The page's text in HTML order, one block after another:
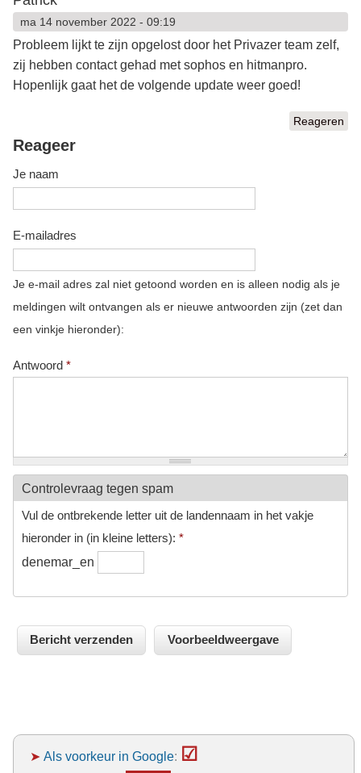
ma 14 november 2022 - 09:19
Probleem lijkt te zijn opgelost door het Privazer team zelf,
zij hebben contact gehad met sophos en hitmanpro.
Hopenlijk gaat het de volgende update weer goed!
Reageren
Reageer
Je naam
E-mailadres
Je e-mail adres zal niet getoond worden en is alleen nodig als je
meldingen wilt ontvangen als er nieuwe antwoorden zijn (zet dan
een vinkje hieronder):
Antwoord *
Controlevraag tegen spam
Vul de ontbrekende letter uit de landennaam in het vakje
hieronder in (in kleine letters): *
denemar_en
➤ Als voorkeur in Google: ☑